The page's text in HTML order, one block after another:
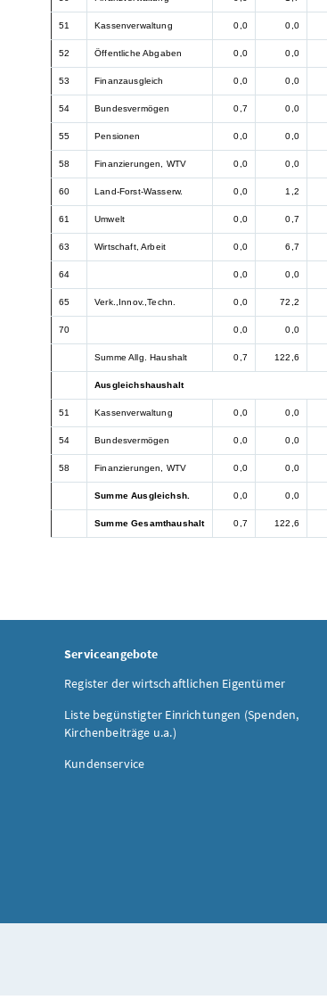
51 Kassenverwaltung 0,0 0,0
52 Öffentliche Abgaben 0,0 0,0
53 Finanzausgleich 0,0 0,0
54 Bundesvermögen 0,7 0,0
55 Pensionen 0,0 0,0
58 Finanzierungen, WTV 0,0 0,0
60 Land-Forst-Wasserw. 0,0 1,2
61 Umwelt 0,0 0,7
63 Wirtschaft, Arbeit 0,0 6,7
64 0,0 0,0
65 Verk.,Innov.,Techn. 0,0 72,2
70 0,0 0,0
Summe Allg. Haushalt 0,7 122,6
Ausgleichshaushalt
51 Kassenverwaltung 0,0 0,0
54 Bundesvermögen 0,0 0,0
58 Finanzierungen, WTV 0,0 0,0
Summe Ausgleichsh. 0,0 0,0
Summe Gesamthaushalt 0,7 122,6
Serviceangebote
Register der wirtschaftlichen Eigentümer
Liste begünstigter Einrichtungen (Spenden,
Kirchenbeiträge u.a.)
Kundenservice